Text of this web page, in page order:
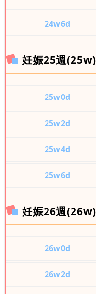
24w6d
妊娠25週(25w)
25w0d
25w2d
25w4d
25w6d
妊娠26週(26w)
26w0d
26w2d